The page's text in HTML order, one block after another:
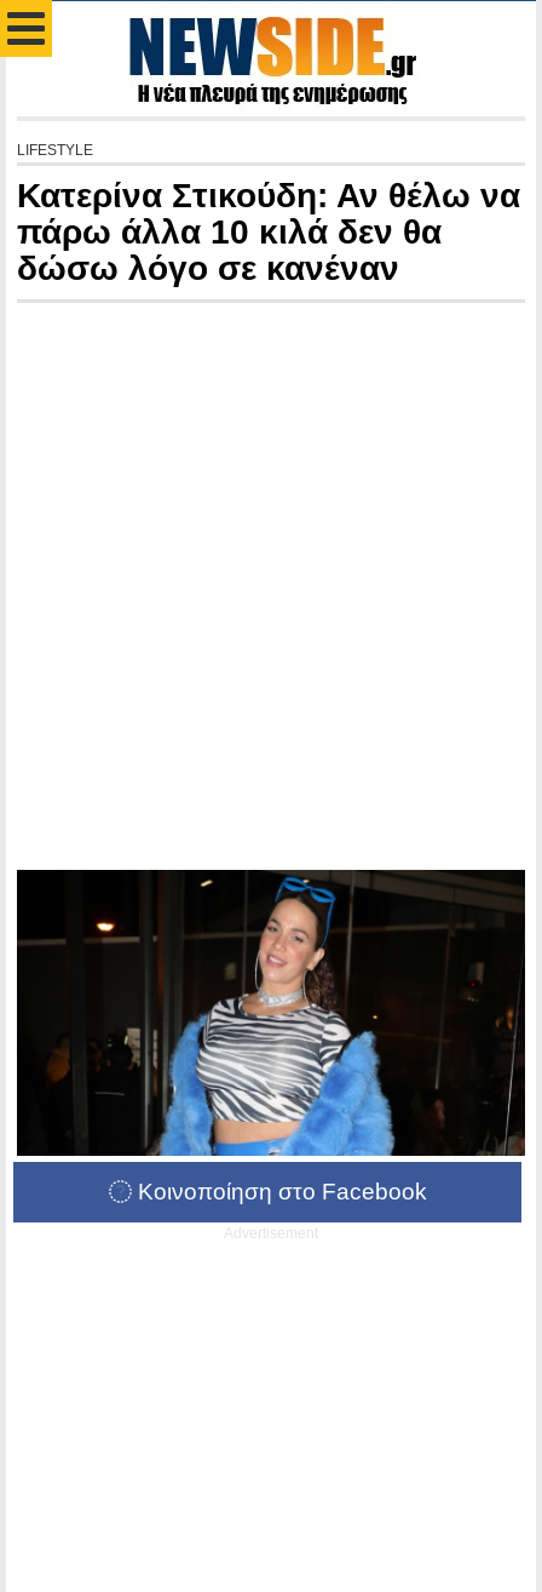
LIFESTYLE
Κατερίνα Στικούδη: Αν θέλω να
πάρω άλλα 10 κιλά δεν θα
δώσω λόγο σε κανέναν
Κοινοποίηση στο Facebook
Advertisement